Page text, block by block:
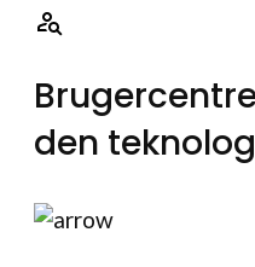
den